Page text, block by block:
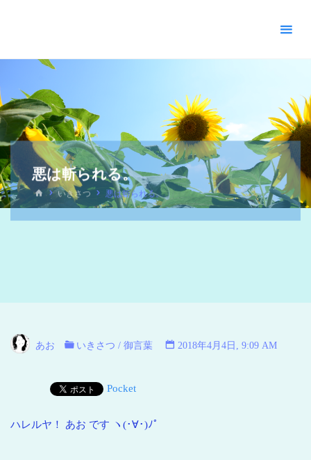
ス
教
福
宣
会
_
摂
海
悪は斬られる。
いきさつ 悪は斬られる。
あお いきさつ / 御言葉 2018年4月4日, 9:09 AM
Pocket
ハレルヤ！ あお です ヽ(･∀･)ﾉﾟ